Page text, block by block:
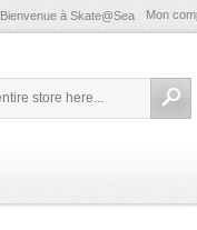
Bienvenue à Skate@Sea Mon